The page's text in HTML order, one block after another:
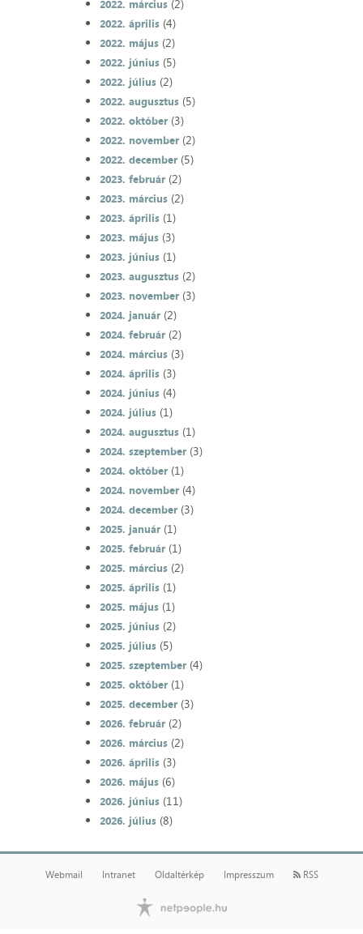
2022. március(2)
2022. április(4)
2022. május(2)
2022. június(5)
2022. július(2)
2022. augusztus(5)
2022. október(3)
2022. november(2)
2022. december(5)
2023. február(2)
2023. március(2)
2023. április(1)
2023. május(3)
2023. június(1)
2023. augusztus(2)
2023. november(3)
2024. január(2)
2024. február(2)
2024. március(3)
2024. április(3)
2024. június(4)
2024. július(1)
2024. augusztus(1)
2024. szeptember(3)
2024. október(1)
2024. november(4)
2024. december(3)
2025. január(1)
2025. február(1)
2025. március(2)
2025. április(1)
2025. május(1)
2025. június(2)
2025. július(5)
2025. szeptember(4)
2025. október(1)
2025. december(3)
2026. február(2)
2026. március(2)
2026. április(3)
2026. május(6)
2026. június(11)
2026. július(8)
Webmail Intranet Oldaltérkép Impresszum RSS